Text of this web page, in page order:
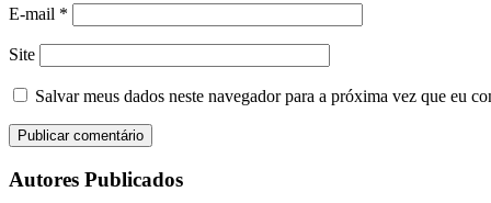
E-mail *
Site
Salvar meus dados neste navegador para a próxima vez que eu
Autores Publicados